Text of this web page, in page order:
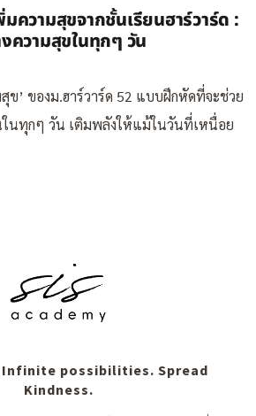
ความสุขจากชั้นเรียนฮาร์วาร์ด :
ความสุขในทุกๆ วัน
ข’ ของม.ฮาร์วาร์ด 52 แบบฝึกหัดที่จะช่วย
นทุกๆ วัน เติมพลังให้แม้ในวันที่เหนื่อย
possibilities. Spread
Kindness.